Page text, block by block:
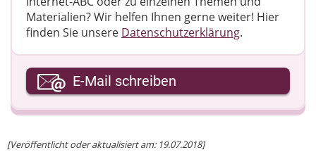
[Veröffentlicht oder aktualisiert am: 19.07.2018]
Materialien? Wir helfen Ihnen gerne weiter! ​Hier
finden Sie unsere Datenschutzerklärung.
Ihre E-Mail-Adresse
E-Mail schreiben